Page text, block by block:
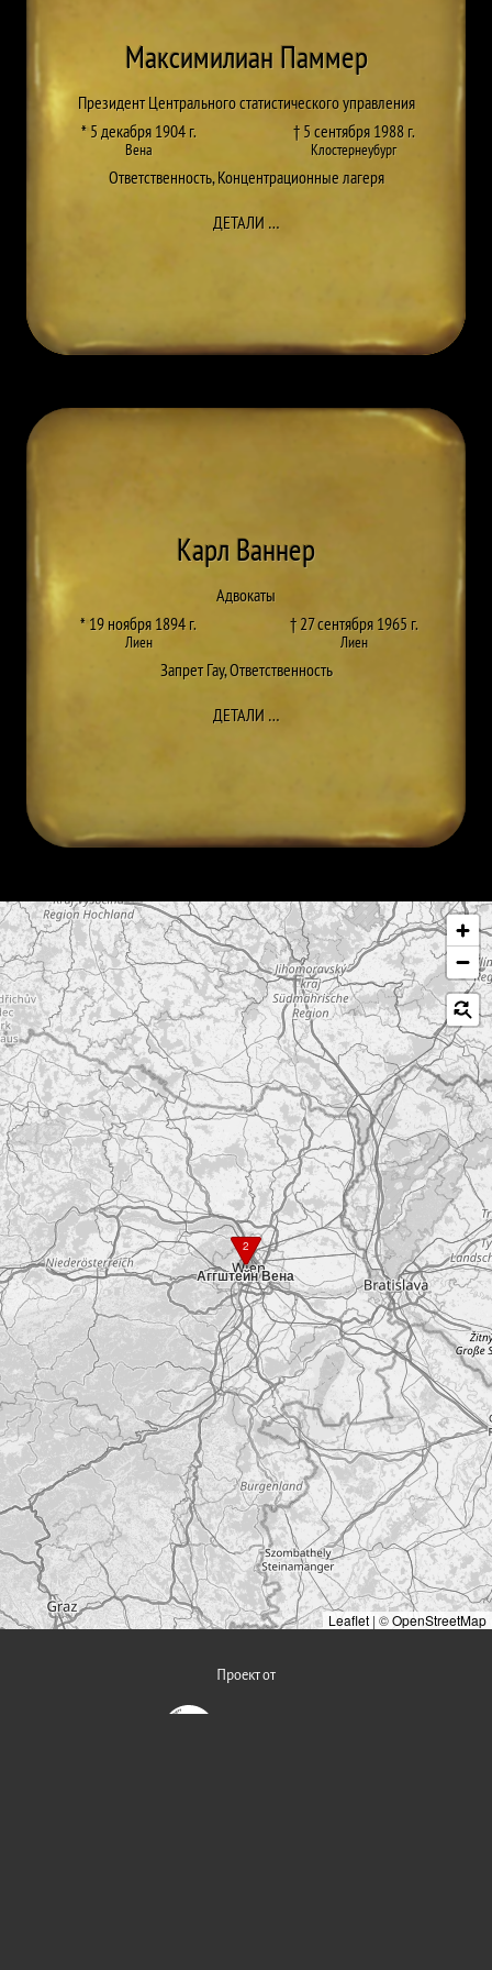
Максимилиан Паммер
Президент Центрального статистического управления
* 5 декабря 1904 г.
Вена
† 5 сентября 1988 г.
Клостернеубург
Ответственность,Концентрационные лагеря
ДЕТАЛИ…ДО MAXIMILIAN PAMMER
Карл Ваннер
Адвокаты
* 19 ноября 1894 г.
Лиен
† 27 сентября 1965 г.
Лиен
Запрет Гау,Ответственность
ДЕТАЛИ…ДО KARL WANNER
Пропустить карту
2
Аггштейн Вена
Leaflet | ©OpenStreetMap
Проект от